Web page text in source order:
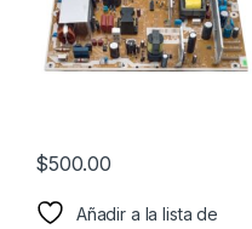
$500.00
Añadir a la lista de